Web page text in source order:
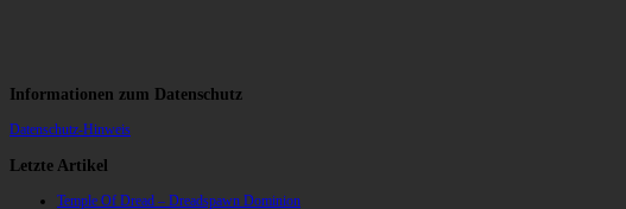
Informationen zum Datenschutz
Datenschutz-Hinweis
Letzte Artikel
Temple Of Dread – Dreadspawn Dominion